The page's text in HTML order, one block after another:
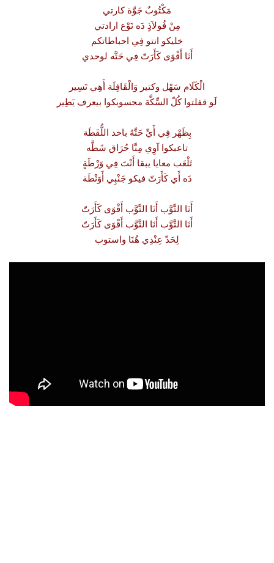
مَكْتُوبٌ جَوَّة كارتي
مِنْ فُولاَذٍ دَه نَوْع ارادتي
خليكو انتو فِي احباطاتكم
أَنَا أَقْوَى كَأَرَتّ فِي حَتَّه لوحدي
الْكَلَام سَهْل وكتير وَالْقَافِلَة أَهِي تَسِير
لَو قفلتوا كُلّ السِّكَّة محسوبكوا بيعرف يَطِير
بِظَهْر فِي أَيِّ حَتَّهُ باخد اللُّقَطَة
تاعبكوا آوِي مِنَّا حُرَاق شَطَّه
تَلْعَب معايا يبقا أَنْتَ فِي وَرْطَةٍ
دَه أَي كَأَرَتّ فيكو جَنْبِي أَوَنْطَة
أَنَا التَّوَّب أَنَا التَّوَّب أَقْوَى كَأَرَتّ
أَنَا التَّوَّب أَنَا التَّوَّب أَقْوَى كَأَرَتّ
لِحَدّ عِنْدِي هُنَا واستوب